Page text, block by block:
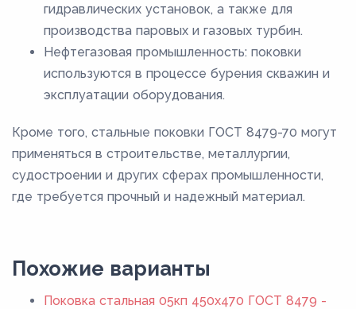
гидравлических установок, а также для
производства паровых и газовых турбин.
Нефтегазовая промышленность: поковки
используются в процессе бурения скважин и
эксплуатации оборудования.
Кроме того, стальные поковки ГОСТ 8479-70 могут
применяться в строительстве, металлургии,
судостроении и других сферах промышленности,
где требуется прочный и надежный материал.
Похожие варианты
Поковка стальная 05кп 450x470 ГОСТ 8479 -